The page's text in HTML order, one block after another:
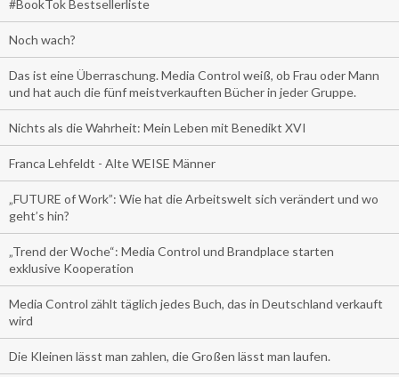
#BookTok Bestsellerliste
Noch wach?
Das ist eine Überraschung. Media Control weiß, ob Frau oder Mann
und hat auch die fünf meistverkauften Bücher in jeder Gruppe.
Nichts als die Wahrheit: Mein Leben mit Benedikt XVI
Franca Lehfeldt - Alte WEISE Männer
„FUTURE of Work”: Wie hat die Arbeitswelt sich verändert und wo
geht’s hin?
„Trend der Woche“: Media Control und Brandplace starten
exklusive Kooperation
Media Control zählt täglich jedes Buch, das in Deutschland verkauft
wird
Die Kleinen lässt man zahlen, die Großen lässt man laufen.